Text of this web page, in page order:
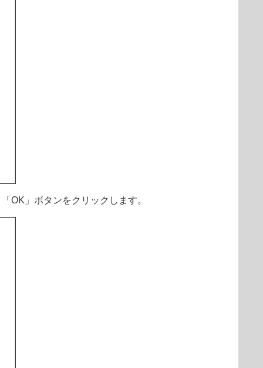
OK」ボタンをクリックします。